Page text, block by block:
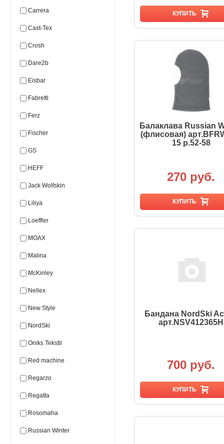
Carrera
Cast-Tex
Crosh
Dare2b
Eisbar
Fabretti
Ferz
Fischer
GS
HEFF
Jack Wolfskin
Liliya
Loeffler
MOAX
Malina
McKinley
Nellex
New Style
NordSki
Oniks Tekstil
Red machine
Regarzo
Regatta
Rosomaha
Russian Winter
КУПИТЬ
Балаклава Russian
(флисовая)
15 р.52-58
270 руб.
КУПИТЬ
Бандана NordSki
арт.NSV412365Н
700 руб.
КУПИТЬ